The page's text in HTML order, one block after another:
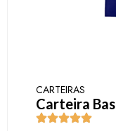
CARTEIRAS
Carteira